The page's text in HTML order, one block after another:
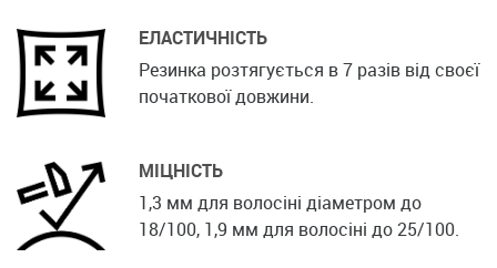
ЕЛАСТИЧНІСТЬ
Резинка розтягується в 7 разів від своєї
початкової довжини.
МІЦНІСТЬ
1,3 мм для волосіні діаметром до
18/100, 1,9 мм для волосіні до 25/100.